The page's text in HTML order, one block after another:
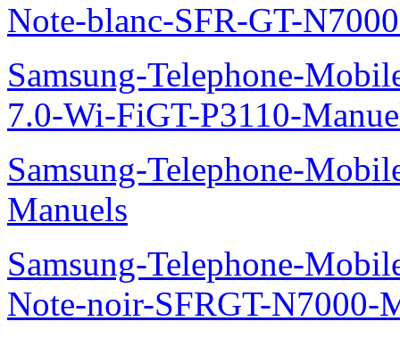
Note-blanc-SFR-GT-
Samsung-Telephone-
7.0-Wi-FiGT-P3110-
Samsung-Telephone-
Manuels
Samsung-Telephone-
Note-noir-SFRGT-N7000-